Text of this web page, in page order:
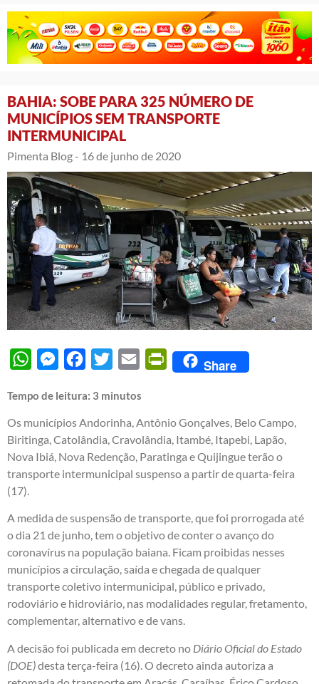
BAHIA: SOBE PARA 325 NÚMERO DE
MUNICÍPIOS SEM TRANSPORTE
INTERMUNICIPAL
Pimenta Blog - 16 de junho de 2020
WhatsAppMessengerFacebook
Twitter Email PrintFriendly
Share
Tempo de leitura: 3 minutos
Os municípios Andorinha, Antônio Gonçalves, Belo Campo,
Biritinga, Catolândia, Cravolândia, Itambé, Itapebi, Lapão,
Nova Ibiá, Nova Redenção, Paratinga e Quijingue terão o
transporte intermunicipal suspenso a partir de quarta-feira
(17).
A medida de suspensão de transporte, que foi prorrogada até
o dia 21 de junho, tem o objetivo de conter o avanço do
coronavírus na população baiana. Ficam proibidas nesses
municípios a circulação, saída e chegada de qualquer
transporte coletivo intermunicipal, público e privado,
rodoviário e hidroviário, nas modalidades regular, fretamento,
complementar, alternativo e de vans.
A decisão foi publicada em decreto no Diário Oficial do Estado
(DOE)desta terça-feira (16). O decreto ainda autoriza a